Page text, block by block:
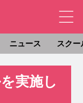
ニュース スクー
実施し